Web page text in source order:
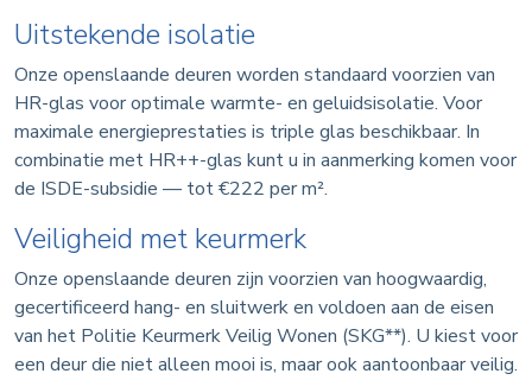
Uitstekende isolatie
Onze openslaande deuren worden standaard voorzien van
HR-glas voor optimale warmte- en geluidsisolatie. Voor
maximale energieprestaties is triple glas beschikbaar. In
combinatie met HR++-glas kunt u in aanmerking komen voor
de ISDE-subsidie — tot €222 per m².
Veiligheid met keurmerk
Onze openslaande deuren zijn voorzien van hoogwaardig,
gecertificeerd hang- en sluitwerk en voldoen aan de eisen
van het Politie Keurmerk Veilig Wonen (SKG**). U kiest voor
een deur die niet alleen mooi is, maar ook aantoonbaar veilig.